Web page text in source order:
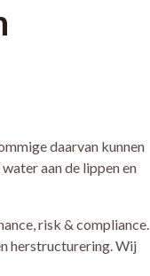
daarvan kunnen
aan de lippen en
risk & compliance.
herstructurering. Wij